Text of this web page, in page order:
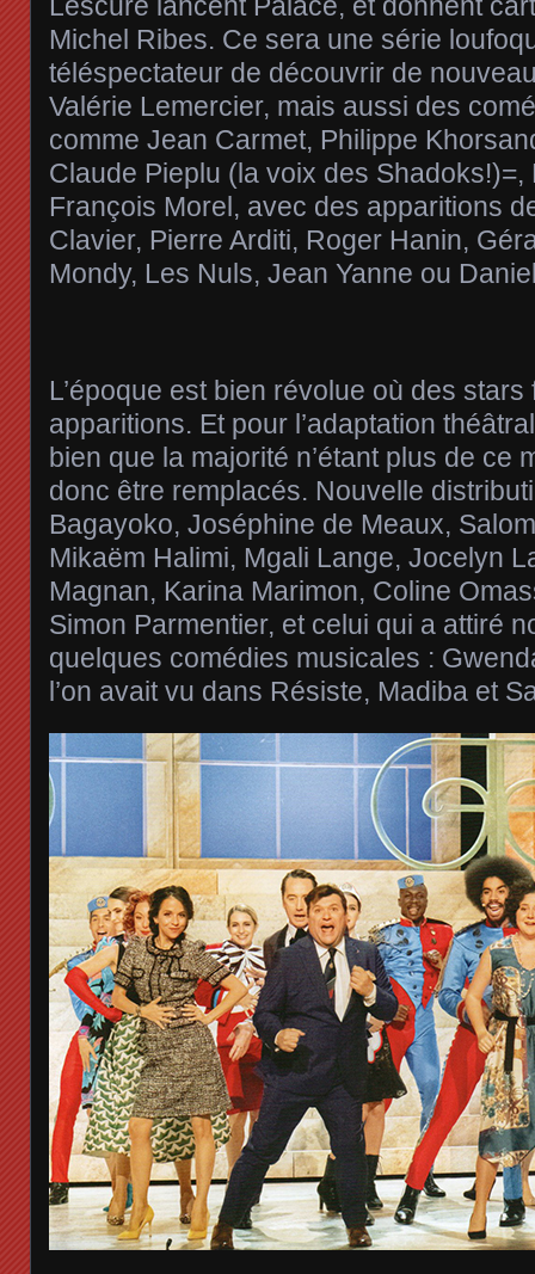
Michel Ribes. Ce sera une série
téléspectateur de découvrir de
Valérie Lemercier, mais aussi des
comme Jean Carmet, Philippe
Claude Pieplu (la voix des Shadoks!)=,
François Morel, avec des apparitions
Clavier, Pierre Arditi, Roger Hanin,
Mondy, Les Nuls, Jean Yanne ou
L’époque est bien révolue où des
apparitions. Et pour l’adaptation
bien que la majorité n’étant plus de ce
donc être remplacés. Nouvelle
Bagayoko, Joséphine de Meaux,
Mikaëm Halimi, Mgali Lange, Jocelyn
Magnan, Karina Marimon, Coline
Simon Parmentier, et celui qui a attiré
quelques comédies musicales :
l’on avait vu dans Résiste, Madiba et